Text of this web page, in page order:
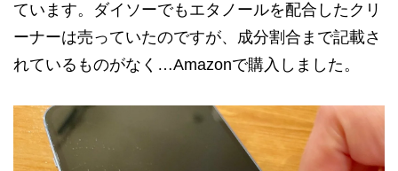
ています。ダイソーでもエタノールを配合したクリ
ーナーは売っていたのですが、成分割合まで記載さ
れているものがなく…Amazonで購入しました。